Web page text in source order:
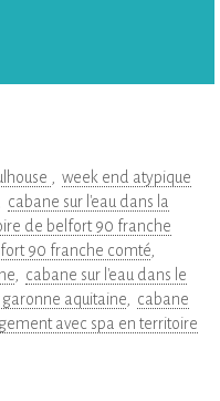
week end atypique
cabane sur l'eau dans la
de belfort 90 franche
90 franche comté
cabane sur l'eau dans le
garonne aquitaine
cabane
avec spa en territoire